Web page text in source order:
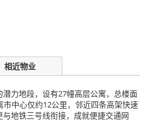
相近物业
力地段，设有27幢高层公寓，总楼面
中心仅约12公里，邻近四条高架快速
地铁三号线衔接，成就便捷交通网